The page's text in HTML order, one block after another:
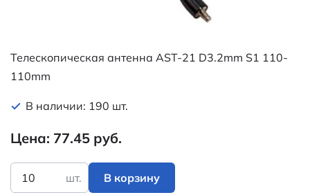
Телескопическая антенна AST-21 D3.2mm S1 110-
110mm
В наличии: 190 шт.
Цена: 77.45 руб.
шт. В корзину